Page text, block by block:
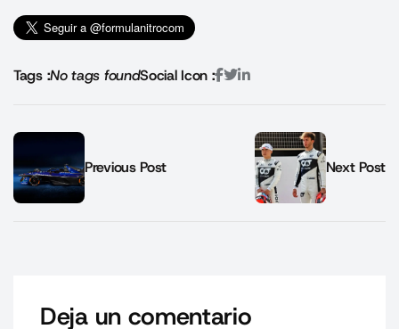
Tags :No tags foundSocial Icon :
Previous Post Next Post
Deja un comentario